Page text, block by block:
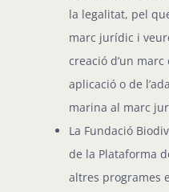
la legalitat, pel
marc jurídic i
creació d’un
aplicació o de
marina al marc
La Fundació
de la Plataforma
altres programes